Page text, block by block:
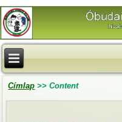
Címlap >>Content